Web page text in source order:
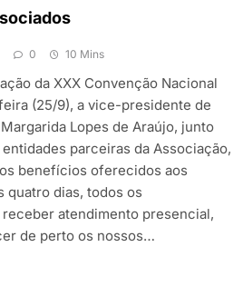
0 10 Mins
da XXX Convenção Nacional
(25/9), a vice-presidente de
Lopes de Araújo, junto
parceiras da Associação,
benefícios oferecidos aos
quatro dias, todos os
atendimento presencial,
de perto os nossos…